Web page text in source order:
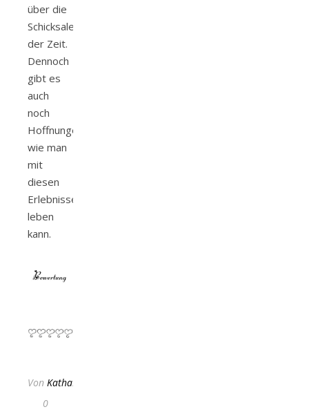
über die
Schicksale
der Zeit.
Dennoch
gibt es
auch
noch
Hoffnungen,
wie man
mit
diesen
Erlebnissen
leben
kann.
Von KathaFlauschi
0